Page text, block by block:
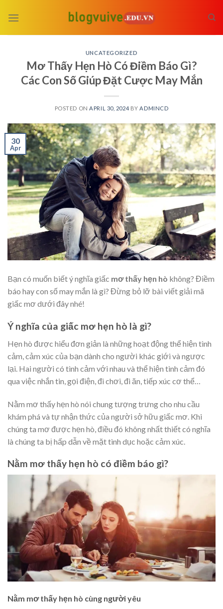
UNCATEGORIZED
Mơ Thấy Hẹn Hò Có Điềm Báo Gì?
Các Con Số Giúp Đặt Cược May Mắn
POSTED ON APRIL 30, 2024 BY ADMINCD
30
Apr
Bạn có muốn biết ý nghĩa giấc mơ thấy hẹn hò không? Điềm
báo hay con số may mắn là gì? Đừng bỏ lỡ bài viết giải mã
giấc mơ dưới đây nhé!
Ý nghĩa của giấc mơ hẹn hò là gì?
Hẹn hò được hiểu đơn giản là những hoạt động thể hiện tình
cảm, cảm xúc của bạn dành cho người khác giới và ngược
lại. Hai người có tình cảm với nhau và thể hiện tình cảm đó
qua việc nhắn tin, gọi điện, đi chơi, đi ăn, tiếp xúc cơ thể…
Nằm mơ thấy hẹn hò nói chung tượng trưng cho nhu cầu
khám phá và tự nhận thức của người sở hữu giấc mơ. Khi
chúng ta mơ được hẹn hò, điều đó không nhất thiết có nghĩa
là chúng ta bị hấp dẫn về mặt tình dục hoặc cảm xúc.
Nằm mơ thấy hẹn hò có điềm báo gì?
Nằm mơ thấy hẹn hò cùng người yêu